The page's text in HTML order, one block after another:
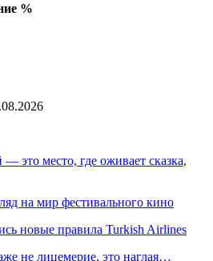
%
это место, где оживает сказка,
на мир фестивального кино
новые правила Turkish Airlines
не лицемерие, это наглая…